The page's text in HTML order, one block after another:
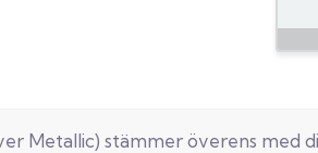
Metallic) stämmer överens med